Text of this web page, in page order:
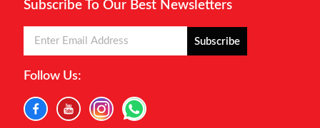
Subscribe To Our Best Newsletters
Subscribe
Follow Us: